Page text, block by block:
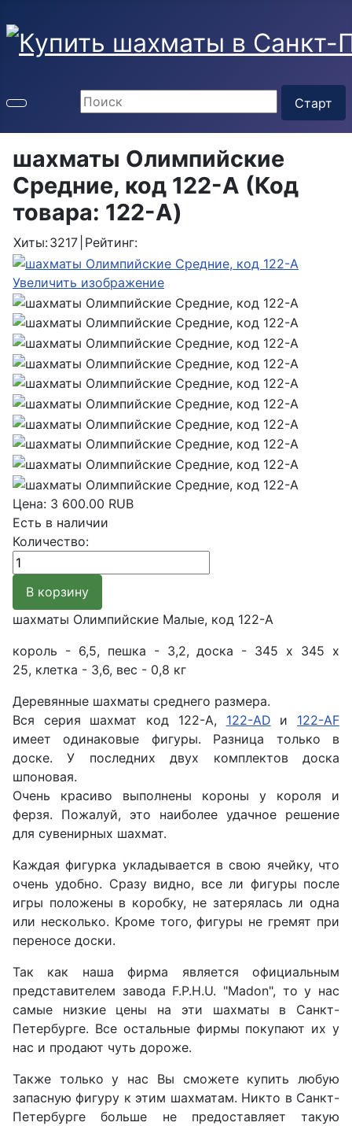
шахматы Олимпийские
Средние, код 122-A (Код
товара: 122-А)
Хиты:3217 Рейтинг:
Увеличить изображение
Цена: 3 600.00 RUB
Есть в наличии
Количество:
шахматы Олимпийские Малые, код 122-A
король - 6,5, пешка - 3,2, доска - 345 х 345 х
25, клетка - 3,6, вес - 0,8 кг
Деревянные шахматы среднего размера.
Вся серия шахмат код 122-A, 122-AD и 122-AF
имеет одинаковые фигуры. Разница только в
доске. У последних двух комплектов доска
шпоновая.
Очень красиво выполнены короны у короля и
ферзя. Пожалуй, это наиболее удачное решение
для сувенирных шахмат.
Каждая фигурка укладывается в свою ячейку, что
очень удобно. Сразу видно, все ли фигуры после
игры положены в коробку, не затерялась ли одна
или несколько. Кроме того, фигуры не гремят при
переносе доски.
Так как наша фирма является официальным
представителем завода F.P.H.U. "Madon", то у нас
самые низкие цены на эти шахматы в Санкт-
Петербурге. Все остальные фирмы покупают их у
нас и продают чуть дороже.
Также только у нас Вы сможете купить любую
запасную фигуру к этим шахматам. Никто в Санкт-
Петербурге больше не предоставляет такую